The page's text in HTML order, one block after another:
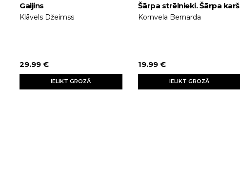
Gaijins
Klāvels Džeimss
29.99 €
IELIKT GROZĀ
Šārpa strēlnieki. Šārpa karš
Kornvela Bernarda
19.99 €
IELIKT GROZĀ